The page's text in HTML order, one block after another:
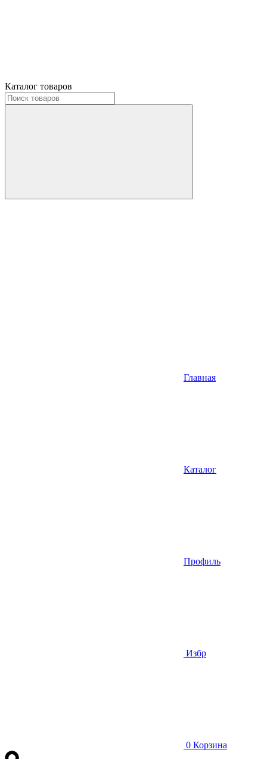
Каталог товаров
Главная
Каталог
Профиль
Избр
0 Корзина